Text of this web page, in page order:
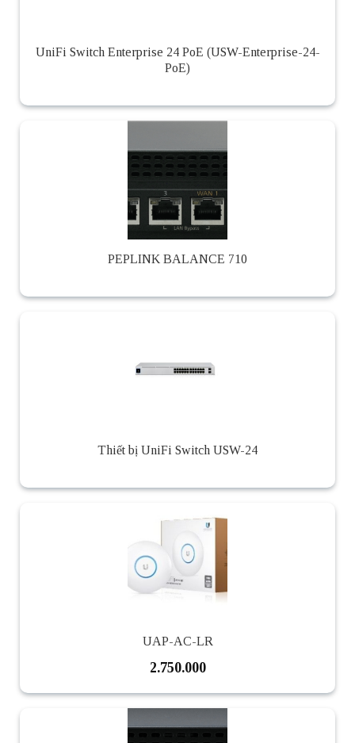
UniFi Switch Enterprise 24 PoE (USW-Enterprise-24-
PoE)
PEPLINK BALANCE 710
Thiết bị UniFi Switch USW-24
UAP-AC-LR
2.750.000